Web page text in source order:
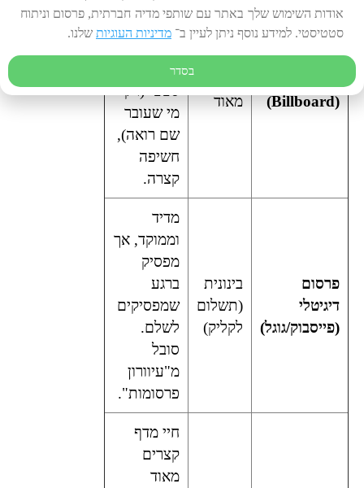
(Billboard)
מאוד
מיקום
סטטי (רק
מי שעובר
שם רואה),
חשיפה
קצרה.
פרסום
דיגיטלי
(פייסבוק/גוגל)
בינונית
(תשלום
לקליק)
מדיד
וממוקד, אך
מפסיק
ברגע
שמפסיקים
לשלם.
סובל
מ"עיוורון
פרסומות".
חיי מדף
קצרים
מאוד
אודות השימוש שלך באתר עם שותפי מדיה חברתית, פרסום וניתוח
סטטיסטי. למידע נוסף ניתן לעיין ב־ מדיניות העוגיות שלנו.
בסדר